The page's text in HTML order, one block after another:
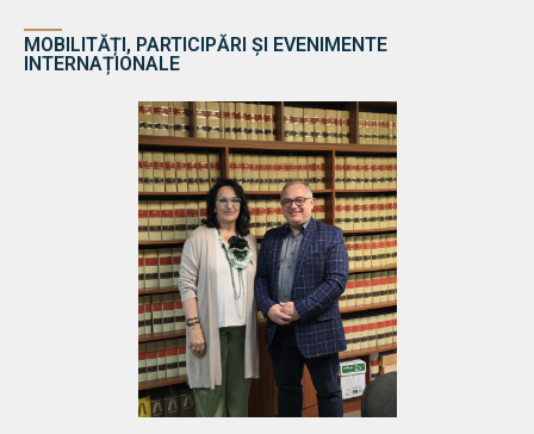
MOBILITĂȚI, PARTICIPĂRI ȘI EVENIMENTE
INTERNAȚIONALE